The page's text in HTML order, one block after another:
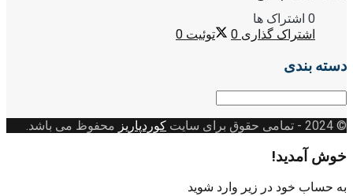
0 اشتراک ها
اشتراک گذاری 0 توئیت 0
دسته بندی
دسته
© 2024
- تمامی حقوق برای سایت کوردپاریز محفوظ می باشد.
خوش آمدید!
به حساب خود در زیر وارد شوید